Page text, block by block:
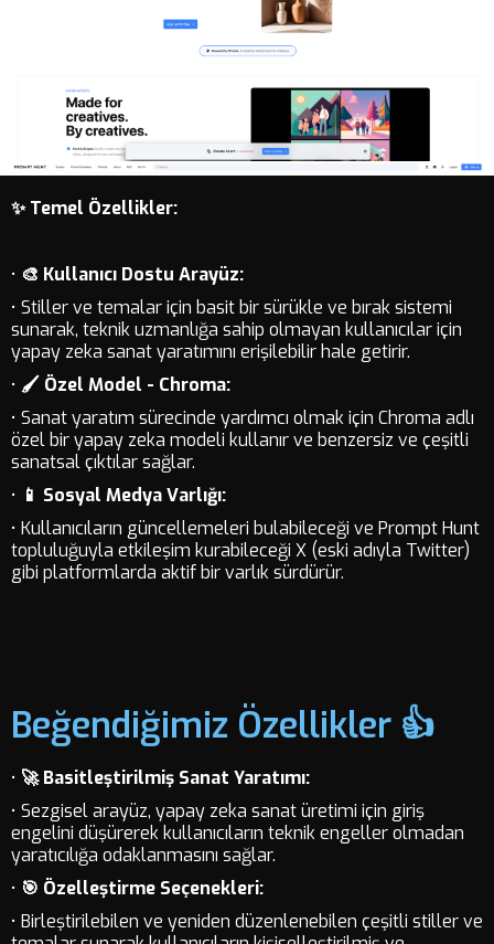
✨ Temel Özellikler:
• 🎨 Kullanıcı Dostu Arayüz:
• Stiller ve temalar için basit bir sürükle ve bırak sistemi
sunarak, teknik uzmanlığa sahip olmayan kullanıcılar için
yapay zeka sanat yaratımını erişilebilir hale getirir.
• 🖌️ Özel Model - Chroma:
• Sanat yaratım sürecinde yardımcı olmak için Chroma adlı
özel bir yapay zeka modeli kullanır ve benzersiz ve çeşitli
sanatsal çıktılar sağlar.
• 📱 Sosyal Medya Varlığı:
• Kullanıcıların güncellemeleri bulabileceği ve Prompt Hunt
topluluğuyla etkileşim kurabileceği X (eski adıyla Twitter)
gibi platformlarda aktif bir varlık sürdürür.
Beğendiğimiz Özellikler 👍
• 🚀 Basitleştirilmiş Sanat Yaratımı:
• Sezgisel arayüz, yapay zeka sanat üretimi için giriş
engelini düşürerek kullanıcıların teknik engeller olmadan
yaratıcılığa odaklanmasını sağlar.
• 🎯 Özelleştirme Seçenekleri:
• Birleştirilebilen ve yeniden düzenlenebilen çeşitli stiller ve